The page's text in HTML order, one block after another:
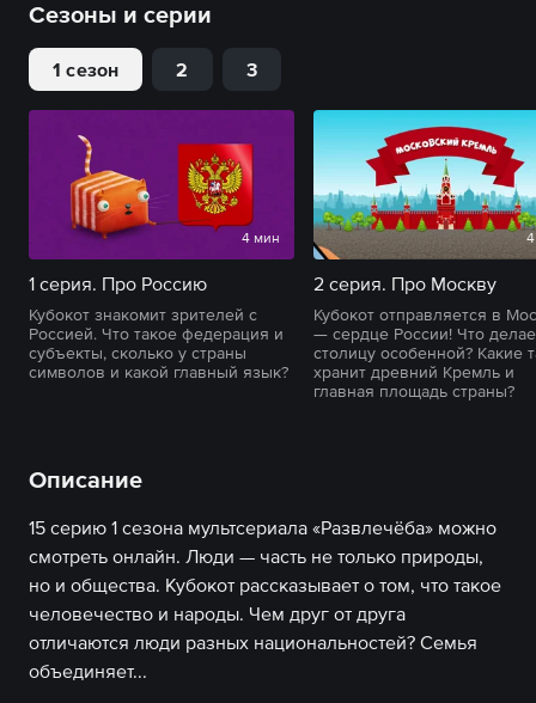
Сезоны и серии
1 сезон 2 3
4 мин
1 серия. Про Россию
Кубокот знакомит зрителей с
Россией. Что такое федерация и
субъекты, сколько у страны
символов и какой главный язык?
2 серия. Про Москву
Кубокот отправляется в
— сердце России! Что
столицу особенной? Какие
хранит древний Кремль и
главная площадь страны?
Описание
15 серию 1 сезона мультсериала «Развлечёба» можно
смотреть онлайн. Люди — часть не только природы,
но и общества. Кубокот рассказывает о том, что такое
человечество и народы. Чем друг от друга
отличаются люди разных национальностей? Семья
объединяет...